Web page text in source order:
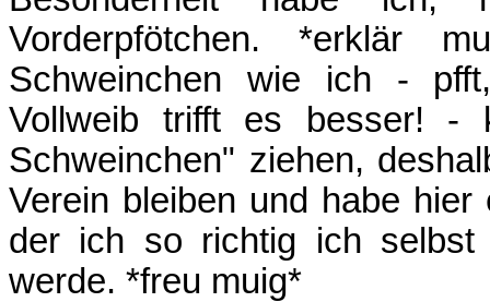
Vorderpfötchen. *erklär
Schweinchen wie ich -
Vollweib trifft es besser! -
Schweinchen" ziehen,
Verein bleiben und habe
der ich so richtig ich
werde. *freu muig*